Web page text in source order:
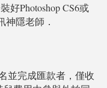
好Photoshop CS6或
神隱老師．
並完成匯款者，僅收